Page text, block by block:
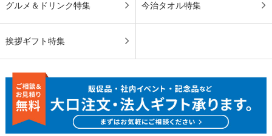
グルメ＆ドリンク特集 今治タオル特集
挨拶ギフト特集